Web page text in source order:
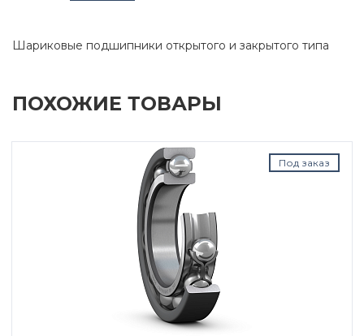
Шариковые подшипники открытого и закрытого типа
ПОХОЖИЕ ТОВАРЫ
Под заказ